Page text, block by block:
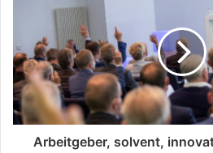
Arbeitgeber, solvent,